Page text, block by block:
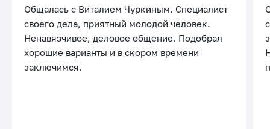
Общалась с Виталием Чуркиным. Специалист
своего дела, приятный молодой человек.
Ненавязчивое, деловое общение. Подобрал
хорошие варианты и в скором времени
заключимся.